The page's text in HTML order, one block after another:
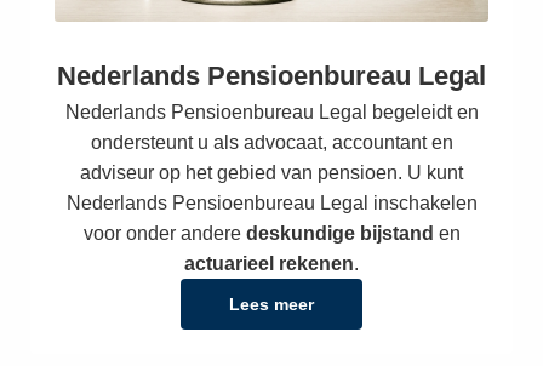
Nederlands Pensioenbureau Legal
Nederlands Pensioenbureau Legal begeleidt en
ondersteunt u als advocaat, accountant en
adviseur op het gebied van pensioen. U kunt
Nederlands Pensioenbureau Legal inschakelen
voor onder andere deskundige bijstand en
actuarieel rekenen.
Lees meer